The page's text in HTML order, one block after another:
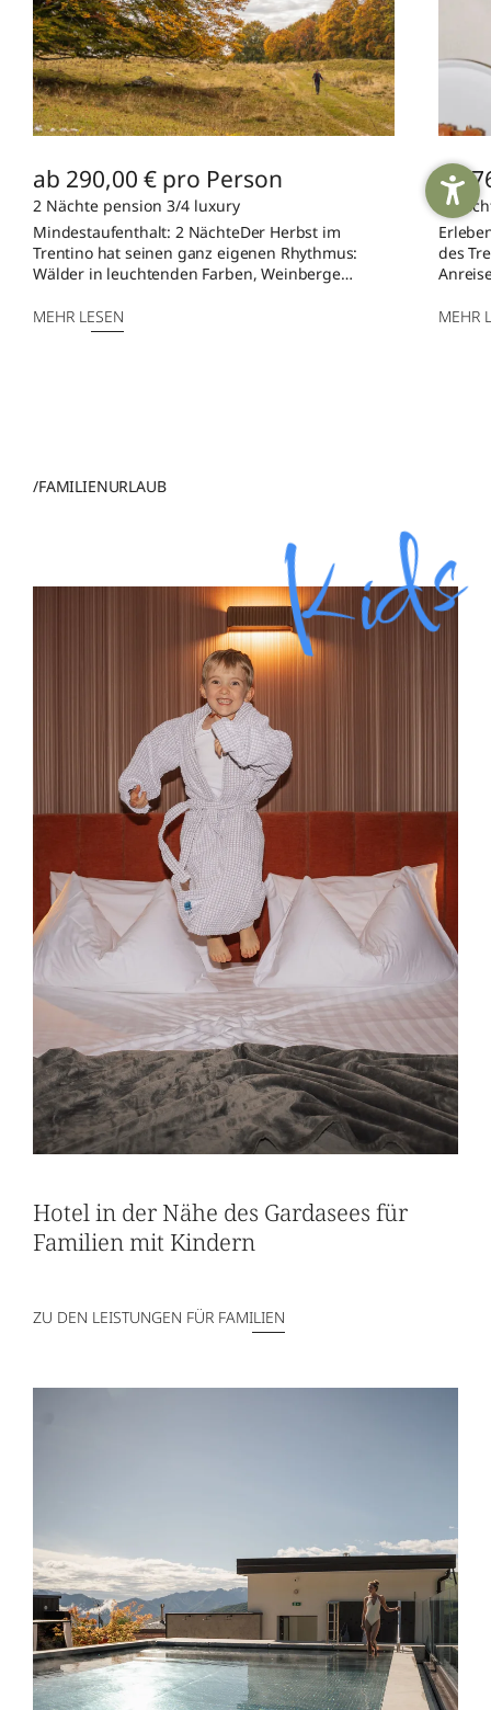
ab 290,00 € pro Person
2 Nächte pension 3/4 luxury
Mindestaufenthalt: 2 NächteDer Herbst im
Trentino hat seinen ganz eigenen Rhythmus:
Wälder in leuchtenden Farben, Weinberge…
MEHR LESEN
ab
4
des
MEHR
/FAMILIENURLAUB
Kids
Hotel in der Nähe des Gardasees für
Familien mit Kindern
ZU DEN LEISTUNGEN FÜR FAMILIEN